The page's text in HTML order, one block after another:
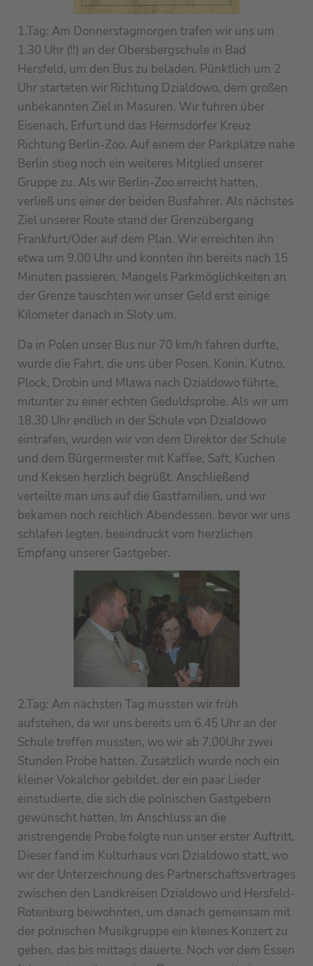
1.Tag: Am Donnerstagmorgen trafen wir uns um
1.30 Uhr (!!) an der Obersbergschule in Bad
Hersfeld, um den Bus zu beladen. Pünktlich um 2
Uhr starteten wir Richtung Dzialdowo, dem großen
unbekannten Ziel in Masuren. Wir fuhren über
Eisenach, Erfurt und das Hermsdorfer Kreuz
Richtung Berlin-Zoo. Auf einem der Parkplätze nahe
Berlin stieg noch ein weiteres Mitglied unserer
Gruppe zu. Als wir Berlin-Zoo erreicht hatten,
verließ uns einer der beiden Busfahrer. Als nächstes
Ziel unserer Route stand der Grenzübergang
Frankfurt/Oder auf dem Plan. Wir erreichten ihn
etwa um 9.00 Uhr und konnten ihn bereits nach 15
Minuten passieren. Mangels Parkmöglichkeiten an
der Grenze tauschten wir unser Geld erst einige
Kilometer danach in Sloty um.
Da in Polen unser Bus nur 70 km/h fahren durfte,
wurde die Fahrt, die uns über Posen, Konin, Kutno,
Plock, Drobin und Mlawa nach Dzialdowo führte,
mitunter zu einer echten Geduldsprobe. Als wir um
18.30 Uhr endlich in der Schule von Dzialdowo
eintrafen, wurden wir von dem Direktor der Schule
und dem Bürgermeister mit Kaffee, Saft, Kuchen
und Keksen herzlich begrüßt. Anschließend
verteilte man uns auf die Gastfamilien, und wir
bekamen noch reichlich Abendessen, bevor wir uns
schlafen legten, beeindruckt vom herzlichen
Empfang unserer Gastgeber.
2.Tag: Am nächsten Tag mussten wir früh
aufstehen, da wir uns bereits um 6.45 Uhr an der
Schule treffen mussten, wo wir ab 7.00Uhr zwei
Stunden Probe hatten. Zusätzlich wurde noch ein
kleiner Vokalchor gebildet, der ein paar Lieder
einstudierte, die sich die polnischen Gastgebern
gewünscht hatten. Im Anschluss an die
anstrengende Probe folgte nun unser erster Auftritt.
Dieser fand im Kulturhaus von Dzialdowo statt, wo
wir der Unterzeichnung des Partnerschaftsvertrages
zwischen den Landkreisen Dzialdowo und Hersfeld-
Rotenburg beiwohnten, um danach gemeinsam mit
der polnischen Musikgruppe ein kleines Konzert zu
geben, das bis mittags dauerte. Noch vor dem Essen